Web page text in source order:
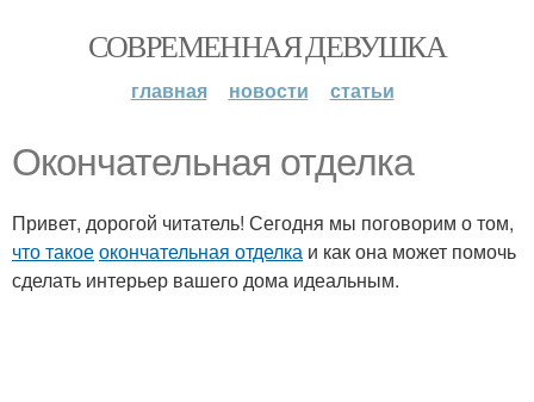
СОВРЕМЕННАЯ ДЕВУШКА
главная новости статьи
Окончательная отделка
Привет, дорогой читатель! Сегодня мы поговорим о том,
что такоеокончательная отделка и как она может помочь
сделать интерьер вашего дома идеальным.